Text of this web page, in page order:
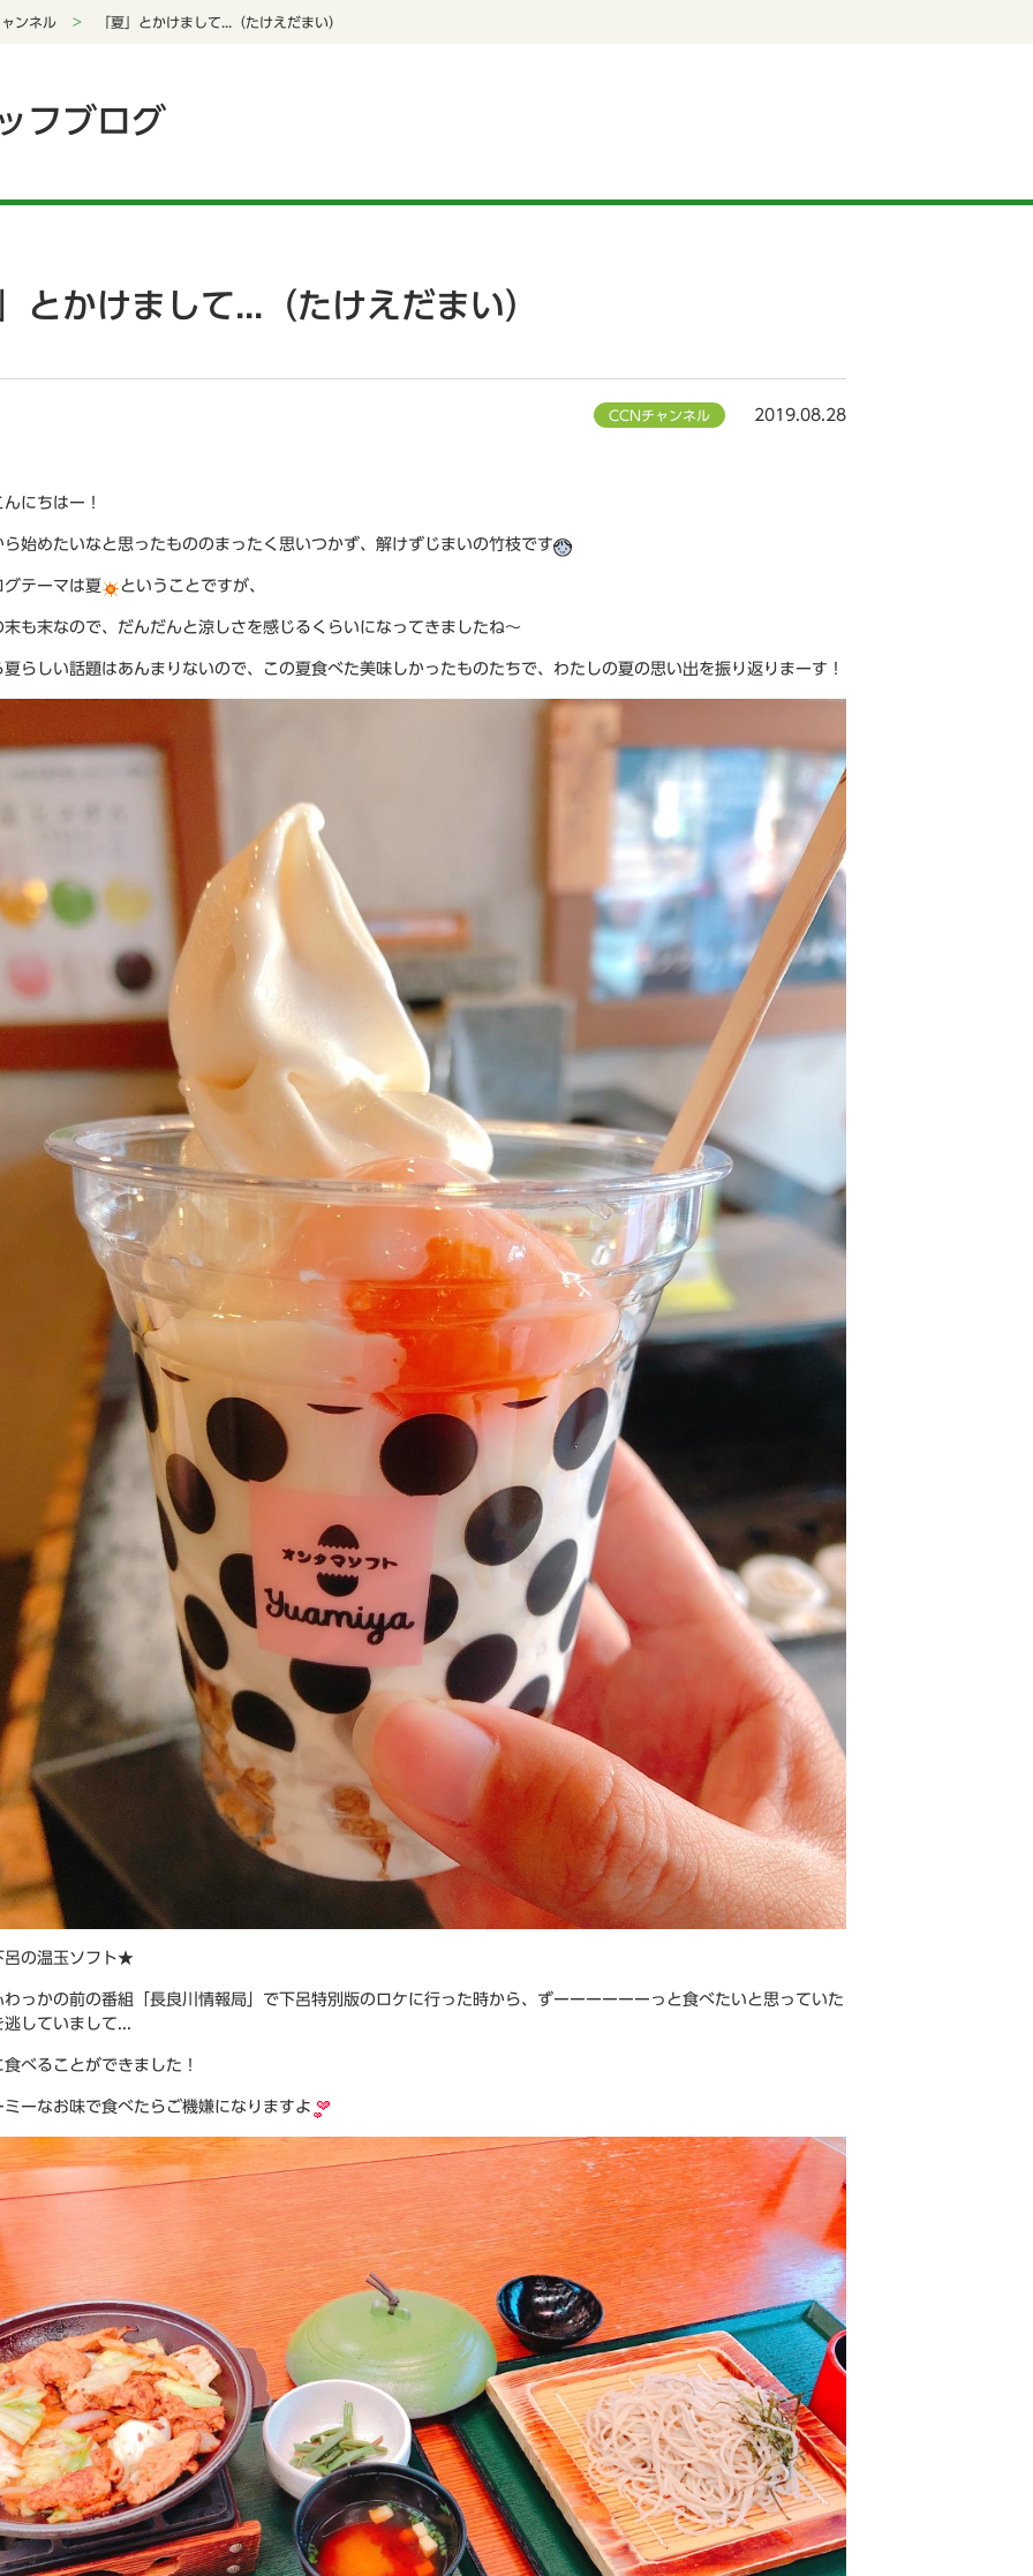
ンネル 「夏」とかけまして...（たけえだまい）
フブログ
とかけまして...（たけえだまい）
CCNチャンネル 2019.08.28
にちはー！
ら始めたいなと思ったもののまったく思いつかず、解けずじまいの竹枝です
テーマは夏 ということですが、
末も末なので、だんだんと涼しさを感じるくらいになってきましたね～
らしい話題はあんまりないので、この夏食べた美味しかったものたちで、わたしの夏の思い出を振り返りまーす！
呂の温玉ソフト★
わっかの前の番組「長良川情報局」で下呂特別版のロケに行った時から、ずーーーーーーっと食べたいと思っていた
していまして...
べることができました！
ミーなお味で食べたらご機嫌になりますよ